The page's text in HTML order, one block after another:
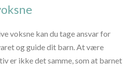
voksne kan du tage ansvar for
og guide dit barn. At være
er ikke det samme, som at barnet